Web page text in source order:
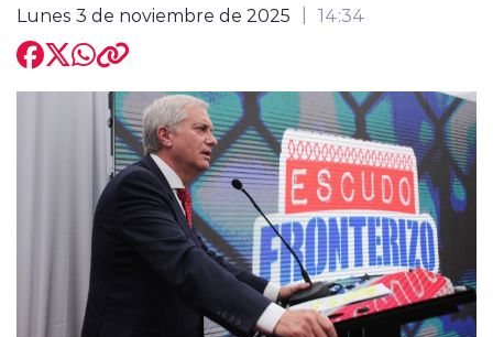
Lunes 3 de noviembre de 2025 14:34